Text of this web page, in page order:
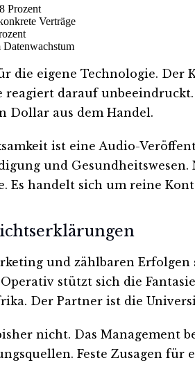
Prozent
Verträge
die eigene Technologie.
darauf
Dollar aus dem Handel.
ist eine Audio-
und
Es handelt sich um reine
und zählbaren
stützt sich die
Der Partner ist die
nicht. Das Management
Feste Zusagen für